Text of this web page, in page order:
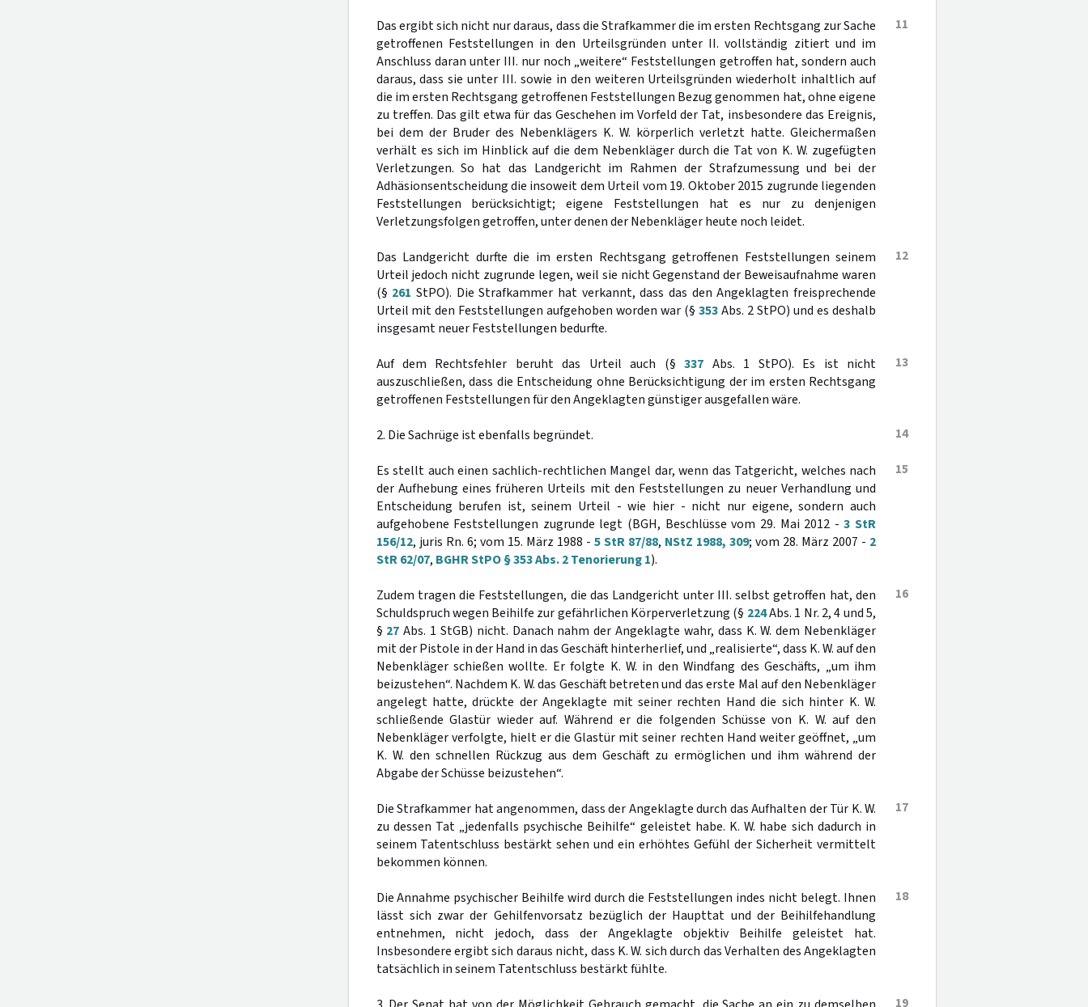
11
Das ergibt sich nicht nur daraus, dass die Strafkammer die im ersten Rechtsgang zur Sache
getroffenen Feststellungen in den Urteilsgründen unter II. vollständig zitiert und im
Anschluss daran unter III. nur noch „weitere“ Feststellungen getroffen hat, sondern auch
daraus, dass sie unter III. sowie in den weiteren Urteilsgründen wiederholt inhaltlich auf
die im ersten Rechtsgang getroffenen Feststellungen Bezug genommen hat, ohne eigene
zu treffen. Das gilt etwa für das Geschehen im Vorfeld der Tat, insbesondere das Ereignis,
bei dem der Bruder des Nebenklägers K. W. körperlich verletzt hatte. Gleichermaßen
verhält es sich im Hinblick auf die dem Nebenkläger durch die Tat von K. W. zugefügten
Verletzungen. So hat das Landgericht im Rahmen der Strafzumessung und bei der
Adhäsionsentscheidung die insoweit dem Urteil vom 19. Oktober 2015 zugrunde liegenden
Feststellungen berücksichtigt; eigene Feststellungen hat es nur zu denjenigen
Verletzungsfolgen getroffen, unter denen der Nebenkläger heute noch leidet.
12
Das Landgericht durfte die im ersten Rechtsgang getroffenen Feststellungen seinem
Urteil jedoch nicht zugrunde legen, weil sie nicht Gegenstand der Beweisaufnahme waren
(§ 261 StPO). Die Strafkammer hat verkannt, dass das den Angeklagten freisprechende
Urteil mit den Feststellungen aufgehoben worden war (§353Abs. 2 StPO) und es deshalb
insgesamt neuer Feststellungen bedurfte.
13
Auf dem Rechtsfehler beruht das Urteil auch (§337 Abs. 1 StPO). Es ist nicht
auszuschließen, dass die Entscheidung ohne Berücksichtigung der im ersten Rechtsgang
getroffenen Feststellungen für den Angeklagten günstiger ausgefallen wäre.
14
2. Die Sachrüge ist ebenfalls begründet.
15
Es stellt auch einen sachlich-rechtlichen Mangel dar, wenn das Tatgericht, welches nach
der Aufhebung eines früheren Urteils mit den Feststellungen zu neuer Verhandlung und
Entscheidung berufen ist, seinem Urteil - wie hier - nicht nur eigene, sondern auch
aufgehobene Feststellungen zugrunde legt (BGH, Beschlüsse vom 29. Mai 2012 -3 StR
156/12, juris Rn. 6; vom 15. März 1988 - 5 StR 87/88, NStZ 1988, 309; vom 28. März 2007 - 2
StR 62/07, BGHR StPO § 353 Abs. 2 Tenorierung 1).
16
Zudem tragen die Feststellungen, die das Landgericht unter III. selbst getroffen hat, den
Schuldspruch wegen Beihilfe zur gefährlichen Körperverletzung (§ 224Abs. 1 Nr. 2, 4 und 5,
§ 27 Abs. 1 StGB) nicht. Danach nahm der Angeklagte wahr, dass K. W. dem Nebenkläger
mit der Pistole in der Hand in das Geschäft hinterherlief, und „realisierte“, dass K. W. auf den
Nebenkläger schießen wollte. Er folgte K. W. in den Windfang des Geschäfts, „um ihm
beizustehen“. Nachdem K. W. das Geschäft betreten und das erste Mal auf den Nebenkläger
angelegt hatte, drückte der Angeklagte mit seiner rechten Hand die sich hinter K. W.
schließende Glastür wieder auf. Während er die folgenden Schüsse von K. W. auf den
Nebenkläger verfolgte, hielt er die Glastür mit seiner rechten Hand weiter geöffnet, „um
K. W. den schnellen Rückzug aus dem Geschäft zu ermöglichen und ihm während der
Abgabe der Schüsse beizustehen“.
17
Die Strafkammer hat angenommen, dass der Angeklagte durch das Aufhalten der Tür K. W.
zu dessen Tat „jedenfalls psychische Beihilfe“ geleistet habe. K. W. habe sich dadurch in
seinem Tatentschluss bestärkt sehen und ein erhöhtes Gefühl der Sicherheit vermittelt
bekommen können.
18
Die Annahme psychischer Beihilfe wird durch die Feststellungen indes nicht belegt. Ihnen
lässt sich zwar der Gehilfenvorsatz bezüglich der Haupttat und der Beihilfehandlung
entnehmen, nicht jedoch, dass der Angeklagte objektiv Beihilfe geleistet hat.
Insbesondere ergibt sich daraus nicht, dass K. W. sich durch das Verhalten des Angeklagten
tatsächlich in seinem Tatentschluss bestärkt fühlte.
19